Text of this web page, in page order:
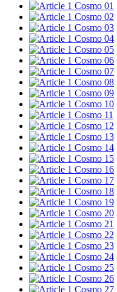
Cosmo 01
Cosmo 02
Cosmo 03
Cosmo 04
Cosmo 05
Cosmo 06
Cosmo 07
Cosmo 08
Cosmo 09
Cosmo 10
Cosmo 11
Cosmo 12
Cosmo 13
Cosmo 14
Cosmo 15
Cosmo 16
Cosmo 17
Cosmo 18
Cosmo 19
Cosmo 20
Cosmo 21
Cosmo 22
Cosmo 23
Cosmo 24
Cosmo 25
Cosmo 26
Cosmo 27